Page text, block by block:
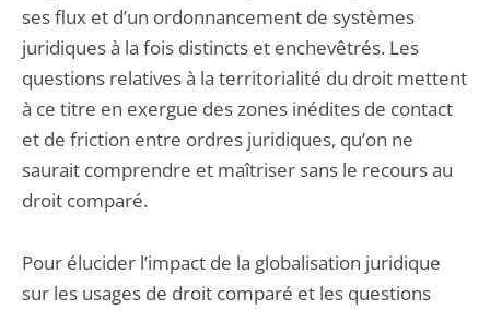
ses flux et d’un ordonnancement de systèmes
juridiques à la fois distincts et enchevêtrés. Les
questions relatives à la territorialité du droit mettent
à ce titre en exergue des zones inédites de contact
et de friction entre ordres juridiques, qu’on ne
saurait comprendre et maîtriser sans le recours au
droit comparé.
Pour élucider l’impact de la globalisation juridique
sur les usages de droit comparé et les questions